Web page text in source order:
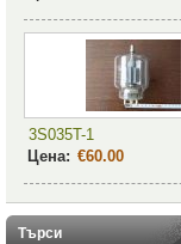
3S035T-1
Цена: €60.00
Търси